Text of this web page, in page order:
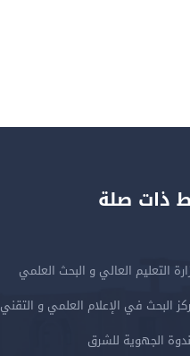
ذات صلة
التعليم العالي و البحث العلمي
البحث في الإعلام العلمي و التقني
الجهوية للشرق